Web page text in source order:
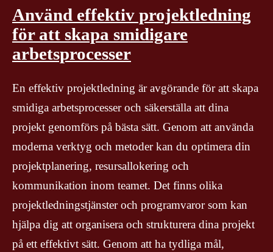
Använd effektiv projektledning
för att skapa smidigare
arbetsprocesser
En effektiv projektledning är avgörande för att skapa
smidiga arbetsprocesser och säkerställa att dina
projekt genomförs på bästa sätt. Genom att använda
moderna verktyg och metoder kan du optimera din
projektplanering, resursallokering och
kommunikation inom teamet. Det finns olika
projektledningstjänster och programvaror som kan
hjälpa dig att organisera och strukturera dina projekt
på ett effektivt sätt. Genom att ha tydliga mål,